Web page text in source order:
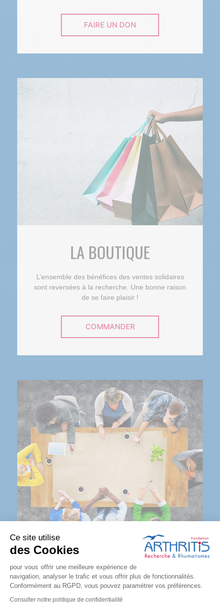
Ce site utilise
des Cookies
pour vous offrir une meilleure expérience de
navigation, analyser le trafic et vous offrir plus de fonctionnalités.
Conformément au RGPD, vous pouvez paramétrer vos préférences.
Consulter notre politique de confidentialité
FAIRE UN DON
LA BOUTIQUE
L’ensemble des bénéfices des ventes solidaires
sont reversées à la recherche. Une bonne raison
de se faire plaisir !
COMMANDER
DEVENIR PARTENAIRE
Être partenaire Arthritis est avant tout une
aventure humaine, reposant sur des valeurs
fondamentales.